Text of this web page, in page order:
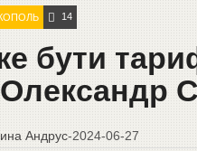
14
бути
Олександр
Андрус-2024-06-27